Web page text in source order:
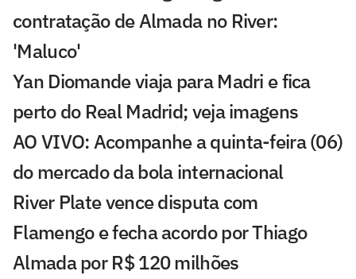
contratação de Almada no River:
'Maluco'
Yan Diomande viaja para Madri e fica
perto do Real Madrid; veja imagens
AO VIVO: Acompanhe a quinta-feira (06)
do mercado da bola internacional
River Plate vence disputa com
Flamengo e fecha acordo por Thiago
Almada por R$ 120 milhões